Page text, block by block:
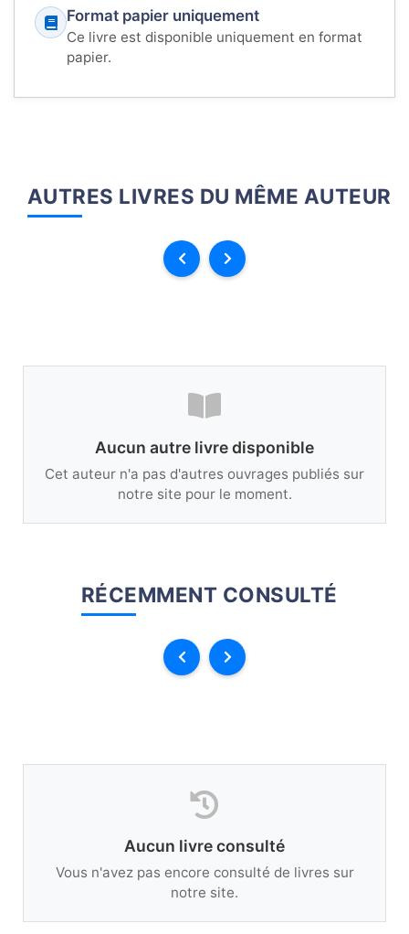
Format papier uniquement
Ce livre est disponible uniquement en format
papier.
AUTRES LIVRES DU MÊME AUTEUR
Aucun autre livre disponible
Cet auteur n'a pas d'autres ouvrages publiés sur
notre site pour le moment.
RÉCEMMENT CONSULTÉ
Aucun livre consulté
Vous n'avez pas encore consulté de livres sur
notre site.